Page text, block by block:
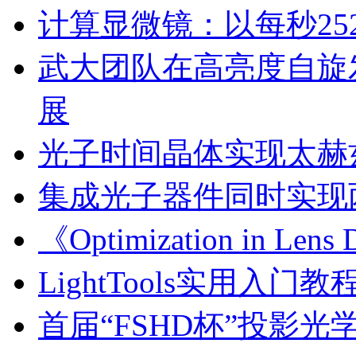
计算显微镜：以每秒
武大团队在高亮度自
展
光子时间晶体实现太
集成光子器件同时实
《Optimization in Lens
LightTools实用入门教
首届“FSHD杯”投影光